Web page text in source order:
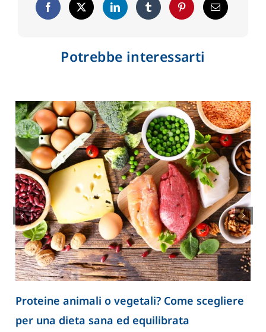
Potrebbe interessarti
Proteine animali o vegetali? Come scegliere
per una dieta sana ed equilibrata